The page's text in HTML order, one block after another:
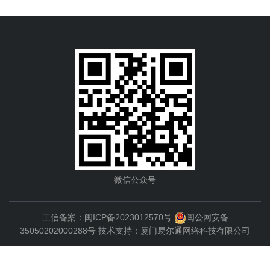
微信公众号
工信备案： 闽ICP备2023012570号
闽公网安备
35050202000288号 技术支持： 厦门易尔通网络科技有限公司